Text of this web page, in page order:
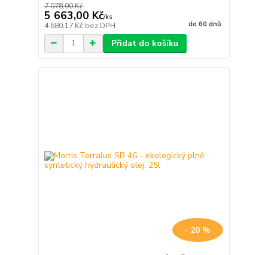
7 078,00 Kč
5 663,00 Kč/ks
4 680,17 Kč bez DPH do 60 dnů
Přidat do košíku
- 20 %